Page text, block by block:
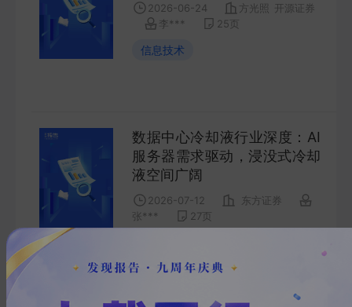
2026-06-24 方光照
开源证券
李***
25 页
信息技术
数据中心冷却液行业深度：AI
服务器需求驱动，浸没式冷却
液空间广阔
2026-07-12
东方证券
张***
27 页